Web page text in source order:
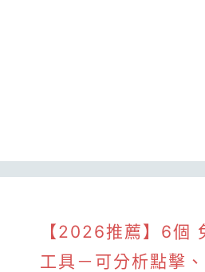
【2026推薦】6個
工具－可分析點擊